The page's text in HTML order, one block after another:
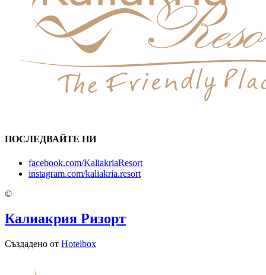
ПОСЛЕДВАЙТЕ НИ
facebook.com/KaliakriaResort
instagram.com/kaliakria.resort
©
Калиакрия Ризорт
Създадено от Hotelbox